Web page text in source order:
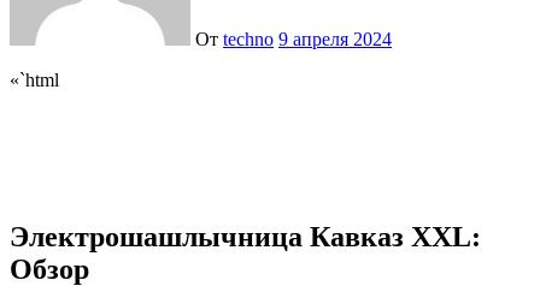
От techno 9 апреля 2024
«`html
Электрошашлычница Кавказ XXL:
Обзор